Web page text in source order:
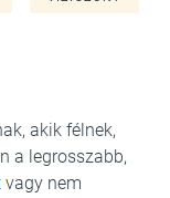
akik félnek,
a legrosszabb,
vagy nem